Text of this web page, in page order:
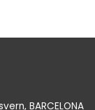
BARCELONA